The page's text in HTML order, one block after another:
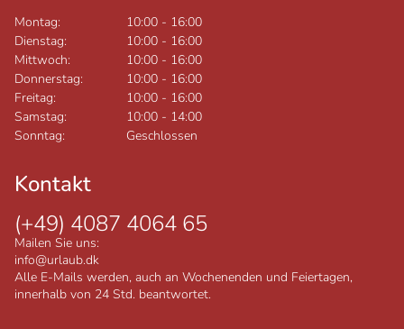
Montag: 10:00 - 16:00
Dienstag:
10:00 - 16:00
Mittwoch:
10:00 - 16:00
Donnerstag:
10:00 - 16:00
Freitag:
10:00 - 16:00
Samstag:
10:00 - 14:00
Sonntag:
Geschlossen
Kontakt
(+49) 4087 4064 65
Mailen Sie uns:
info@urlaub.dk
Alle E-Mails werden, auch an Wochenenden und Feiertagen,
innerhalb von 24 Std. beantwortet.